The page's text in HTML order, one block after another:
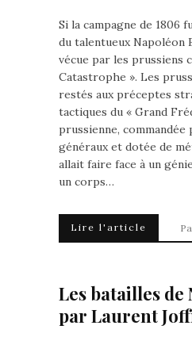
Si la campagne de 1806
du talentueux Napoléon
vécue par les prussiens
Catastrophe ». Les
restés aux préceptes
tactiques du « Grand
prussienne, commandée
généraux et dotée de
allait faire face à un
un corps…
Lire l'article
Les batailles de
par Laurent